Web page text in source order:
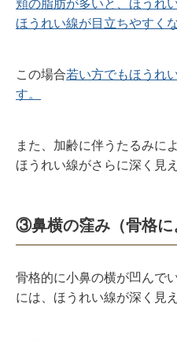
頬の脂肪が多いと、ほうれ
ほうれい線が目立ちやすく
この場合若い方でもほうれ
す。
また、加齢に伴うたるみに
ほうれい線がさらに深く見
③鼻横の窪み（骨格に
骨格的に小鼻の横が凹んで
には、ほうれい線が深く見え